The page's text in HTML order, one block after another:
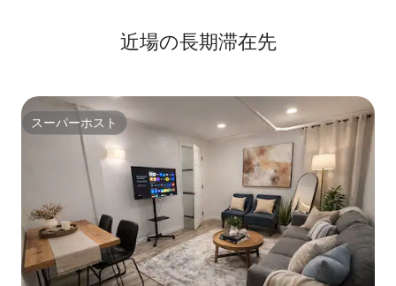
近場の長期滞在先
スーパーホスト
スーパーホスト